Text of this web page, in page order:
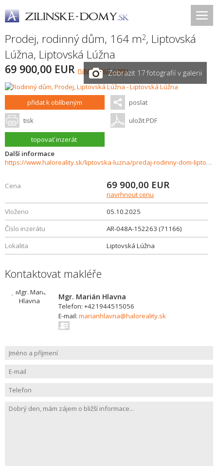
Prodej, rodinný dům, 164 m2, Liptovská
Lúžna, Liptovská Lúžna
69 900,00 EUR navrhnout cenuZobrazit 17 fotografií v galerii
přidat k oblíbeným poslat
tisk uložit PDF
topovať inzerát
Další informace
https://www.haloreality.sk/liptovska-luzna/predaj-rodinny-dom-liptovska-luzna---znizena-cena---exkluzivne-halo-reality/71166
Cena 69 900,00 EUR
navrhnout cenu
Vloženo
05.10.2025
Číslo inzerátu
AR-048A-152263 (71166)
Lokalita
Liptovská Lúžna
Kontaktovat makléře
Mgr. Marián Hlavna
Telefon: +421944515056
E-mail: marianhlavna@haloreality.sk